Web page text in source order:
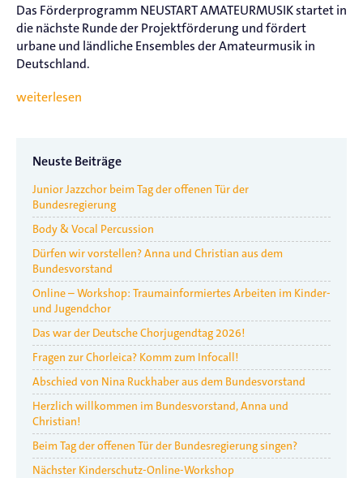
Das Förderprogramm NEUSTART AMATEURMUSIK startet in
die nächste Runde der Projektförderung und fördert
urbane und ländliche Ensembles der Amateurmusik in
Deutschland.
weiterlesen
Neuste Beiträge
Junior Jazzchor beim Tag der offenen Tür der
Bundesregierung
Body & Vocal Percussion
Dürfen wir vorstellen? Anna und Christian aus dem
Bundesvorstand
Online – Workshop: Traumainformiertes Arbeiten im Kinder-
und Jugendchor
Das war der Deutsche Chorjugendtag 2026!
Fragen zur Chorleica? Komm zum Infocall!
Abschied von Nina Ruckhaber aus dem Bundesvorstand
Herzlich willkommen im Bundesvorstand, Anna und
Christian!
Beim Tag der offenen Tür der Bundesregierung singen?
Nächster Kinderschutz-Online-Workshop